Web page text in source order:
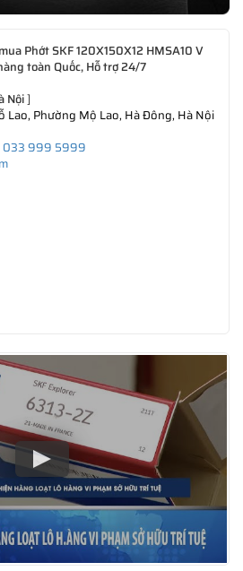
Phớt SKF 120X150X12 HMSA10 V
toàn Quốc, Hỗ trợ 24/7
Nội]
Lao, Phường Mộ Lao, Hà Đông, Hà Nội
033 999 5999